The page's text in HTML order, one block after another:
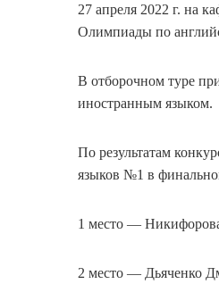
27 апреля 2022 г. на
Олимпиады по
В отборочном туре
иностранным языком.
По результатам
языков №1 в
1 место —
2 место — Дьяченко